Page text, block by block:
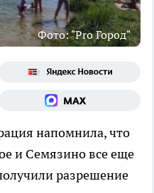
Фото: "Pro Город"
напомнила, что
и Семязино все еще
разрешение